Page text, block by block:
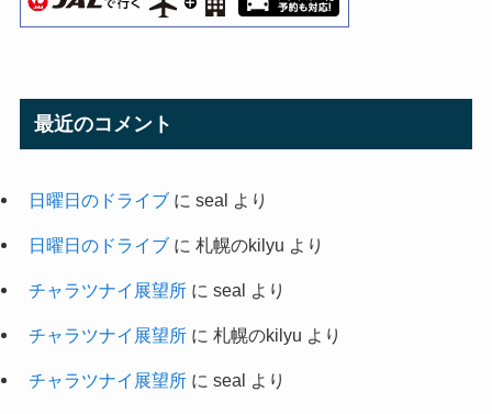
最近のコメント
日曜日のドライブに seal より
日曜日のドライブに 札幌のkilyu より
チャラツナイ展望所に seal より
チャラツナイ展望所に 札幌のkilyu より
チャラツナイ展望所に seal より